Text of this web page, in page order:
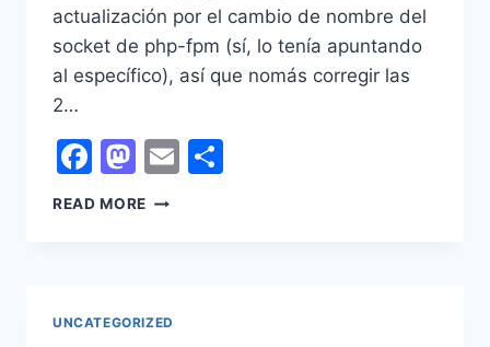
actualización por el cambio de nombre del
socket de php-fpm (sí, lo tenía apuntando
al específico), así que nomás corregir las
2…
Facebook
Mastodon
Email
READ MORE LOVE
UNCATEGORIZED